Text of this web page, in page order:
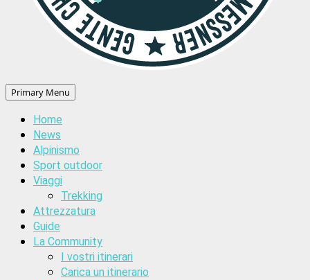
Primary Menu
Home
News
Alpinismo
Sport outdoor
Viaggi
Trekking
Attrezzatura
Guide
La Community
I vostri itinerari
Carica un itinerario